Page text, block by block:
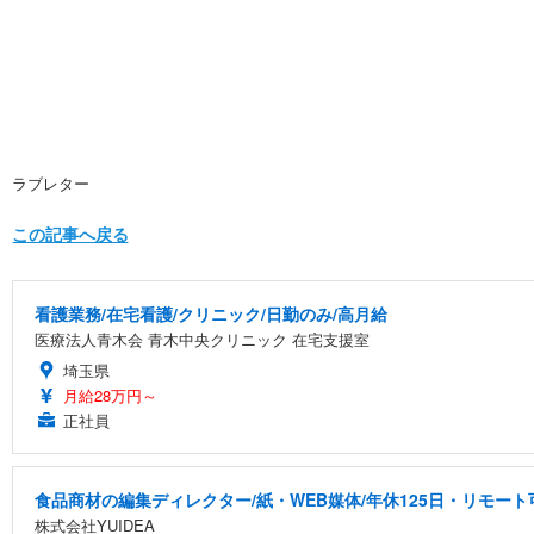
ラブレター
この記事へ戻る
看護業務/在宅看護/クリニック/日勤のみ/高月給
医療法人青木会 青木中央クリニック 在宅支援室
埼玉県
月給28万円～
正社員
食品商材の編集ディレクター/紙・WEB媒体/年休125日・リモート
株式会社YUIDEA